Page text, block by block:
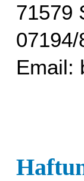
71579
07194/
Email: